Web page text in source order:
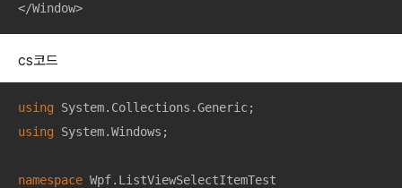
</Window>
cs코드
using
using System.Windows;
namespace Wpf.ListViewSelectItemTest